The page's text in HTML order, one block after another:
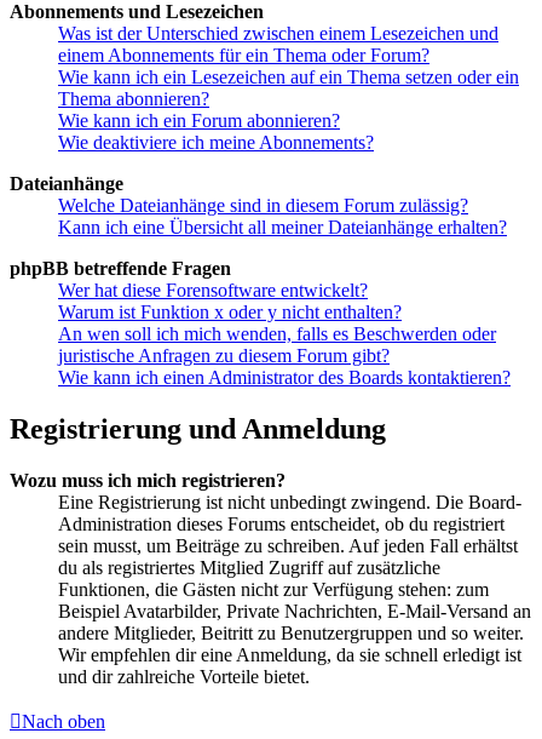
Abonnements und Lesezeichen
Was ist der Unterschied zwischen einem Lesezeichen und
einem Abonnements für ein Thema oder Forum?
Wie kann ich ein Lesezeichen auf ein Thema setzen oder ein
Thema abonnieren?
Wie kann ich ein Forum abonnieren?
Wie deaktiviere ich meine Abonnements?
Dateianhänge
Welche Dateianhänge sind in diesem Forum zulässig?
Kann ich eine Übersicht all meiner Dateianhänge erhalten?
phpBB betreffende Fragen
Wer hat diese Forensoftware entwickelt?
Warum ist Funktion x oder y nicht enthalten?
An wen soll ich mich wenden, falls es Beschwerden oder
juristische Anfragen zu diesem Forum gibt?
Wie kann ich einen Administrator des Boards kontaktieren?
Registrierung und Anmeldung
Wozu muss ich mich registrieren?
Eine Registrierung ist nicht unbedingt zwingend. Die Board-
Administration dieses Forums entscheidet, ob du registriert
sein musst, um Beiträge zu schreiben. Auf jeden Fall erhältst
du als registriertes Mitglied Zugriff auf zusätzliche
Funktionen, die Gästen nicht zur Verfügung stehen: zum
Beispiel Avatarbilder, Private Nachrichten, E-Mail-Versand an
andere Mitglieder, Beitritt zu Benutzergruppen und so weiter.
Wir empfehlen dir eine Anmeldung, da sie schnell erledigt ist
und dir zahlreiche Vorteile bietet.
Nach oben